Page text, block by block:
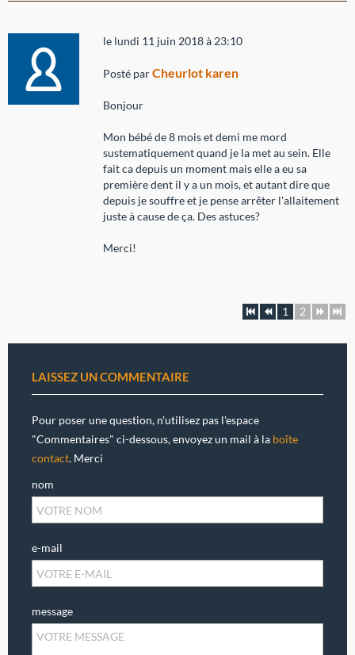
le lundi 11 juin 2018 à 23:10
Posté parCheurlot karen
Bonjour
Mon bébé de 8 mois et demi me mord
sustematiquement quand je la met au sein. Elle
fait ca depuis un moment mais elle a eu sa
première dent il y a un mois, et autant dire que
depuis je souffre et je pense arrêter l'allaitement
juste à cause de ça. Des astuces?
Merci!
1 2
LAISSEZ UN COMMENTAIRE
Pour poser une question, n'utilisez pas l'espace
"Commentaires" ci-dessous, envoyez un mail à la boîte
contact. Merci
nom
e-mail
message